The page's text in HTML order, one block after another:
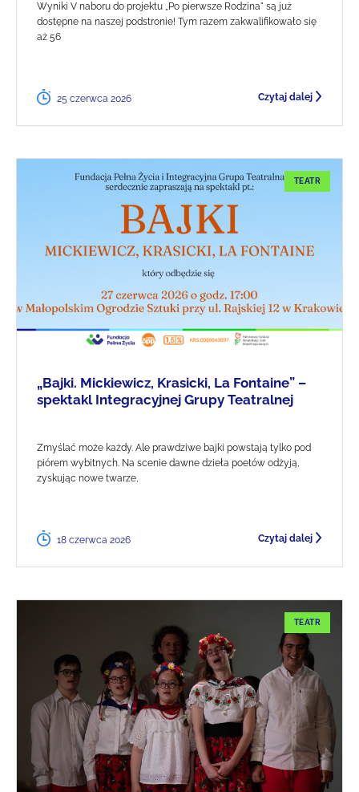
Wyniki V naboru do projektu „Po pierwsze Rodzina" są już
dostępne na naszej podstronie! Tym razem zakwalifikowało się
aż 56
25 czerwca 2026 Czytaj dalej
TEATR
„Bajki. Mickiewicz, Krasicki, La Fontaine” –
spektakl Integracyjnej Grupy Teatralnej
Zmyślać może każdy. Ale prawdziwe bajki powstają tylko pod
piórem wybitnych. Na scenie dawne dzieła poetów odżyją,
zyskując nowe twarze,
18 czerwca 2026 Czytaj dalej
TEATR